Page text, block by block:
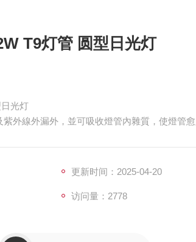
T9灯管 圆型日光灯
光灯
外線外漏外，並可吸收燈管內雜質，使燈管
更新时间：2025-04-20
访问量：2778